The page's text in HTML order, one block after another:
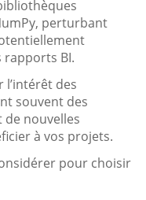
perturbant
rapports BI.
l’intérêt des
souvent des
nouvelles
à vos projets.
pour choisir